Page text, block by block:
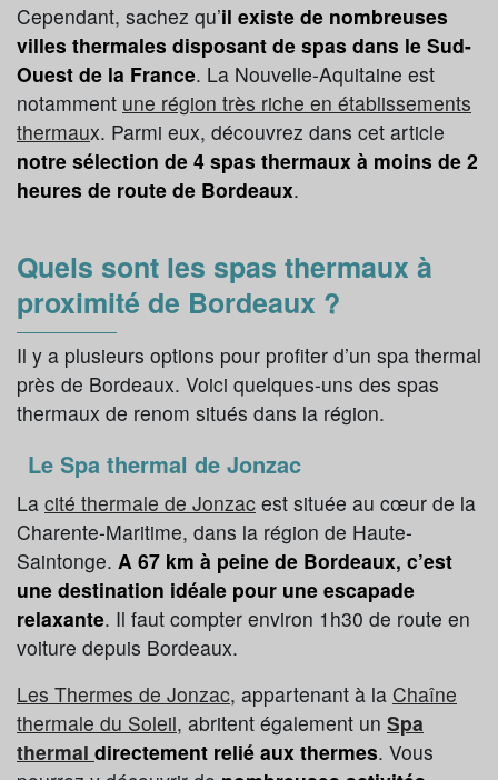
Cependant, sachez qu’il existe de nombreuses
villes thermales disposant de spas dans le Sud-
Ouest de la France. La Nouvelle-Aquitaine est
notamment une région très riche en établissements
thermaux. Parmi eux, découvrez dans cet article
notre sélection de 4 spas thermaux à moins de 2
heures de route de Bordeaux.
Quels sont les spas thermaux à
proximité de Bordeaux ?
Il y a plusieurs options pour profiter d’un spa thermal
près de Bordeaux. Voici quelques-uns des spas
thermaux de renom situés dans la région.
Le Spa thermal de Jonzac
La cité thermale de Jonzac est située au cœur de la
Charente-Maritime, dans la région de Haute-
Saintonge. A 67 km à peine de Bordeaux, c’est
une destination idéale pour une escapade
relaxante. Il faut compter environ 1h30 de route en
voiture depuis Bordeaux.
Les Thermes de Jonzac, appartenant à la Chaîne
thermale du Soleil, abritent également un Spa
thermal directement relié aux thermes. Vous